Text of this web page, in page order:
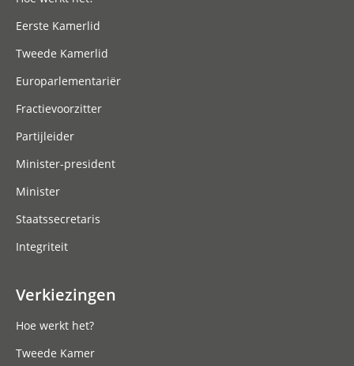
Eerste Kamerlid
Tweede Kamerlid
Europarlementariër
Fractievoorzitter
Partijleider
Minister-president
Minister
Staatssecretaris
Integriteit
Verkiezingen
Hoe werkt het?
Tweede Kamer